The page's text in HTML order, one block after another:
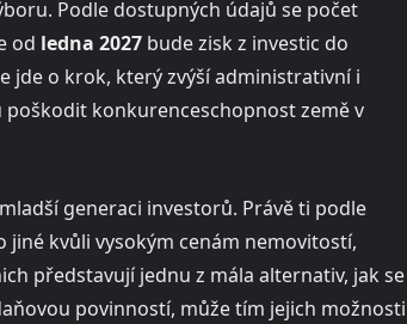
Podle dostupných údajů se počet
od ledna 2027 bude zisk z investic do
jde o krok, který zvýší administrativní i
konkurenceschopnost země v
generaci investorů. Právě ti podle
kvůli vysokým cenám nemovitostí,
představují jednu z mála alternativ, jak se
povinností, může tím jejich možnosti